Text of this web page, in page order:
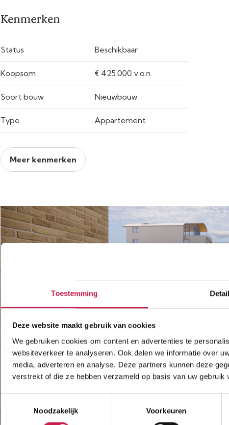
Toestemming
Deze website maakt gebruik van cookies
We gebruiken cookies om content en advertenties te
websiteverkeer te analyseren. Ook delen we informatie over
media, adverteren en analyse. Deze partners kunnen deze
verstrekt of die ze hebben verzameld op basis van uw gebruik
Toestemmingsselectie
Noodzakelijk
Voorkeuren
Kenmerken
Status Beschikbaar
Koopsom € 425.000 v.o.n.
Soort bouw Nieuwbouw
Type Appartement
Meer kenmerken